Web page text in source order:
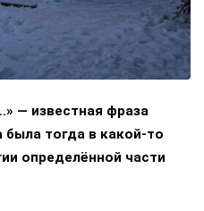
— известная фраза
тогда в какой-то
определённой части